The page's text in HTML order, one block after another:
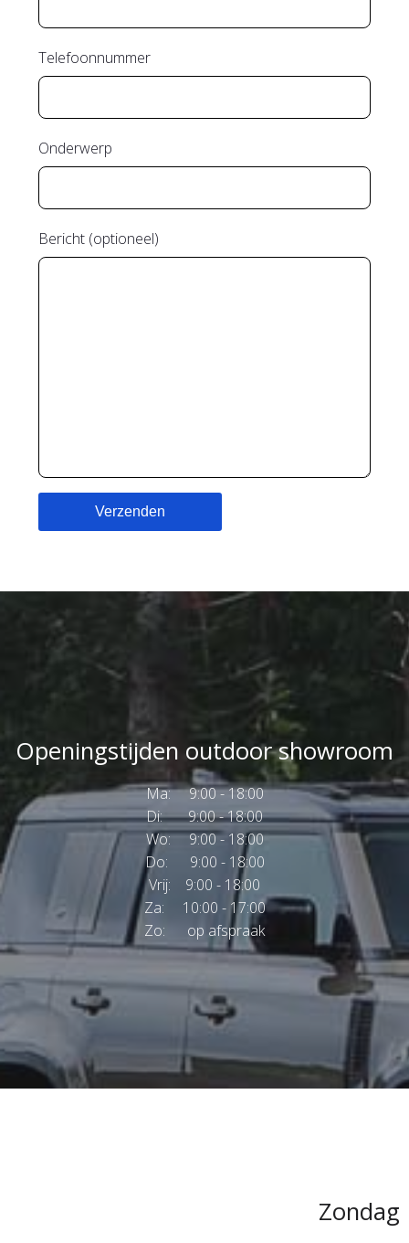
Telefoonnummer
Onderwerp
Bericht (optioneel)
Openingstijden outdoor showroom
Ma: 9:00 - 18:00
Di: 9:00 - 18:00
Wo: 9:00 - 18:00
Do: 9:00 - 18:00
Vrij: 9:00 - 18:00
Za: 10:00 - 17:00
Zo: op afspraak
Zondag